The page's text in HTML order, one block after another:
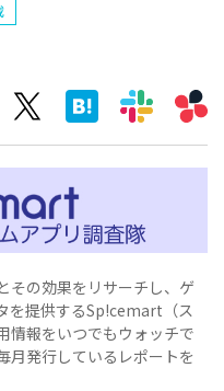
その効果をリサーチし、ゲ
を提供するSp!cemart（ス
情報をいつでもウォッチで
月発行しているレポートを